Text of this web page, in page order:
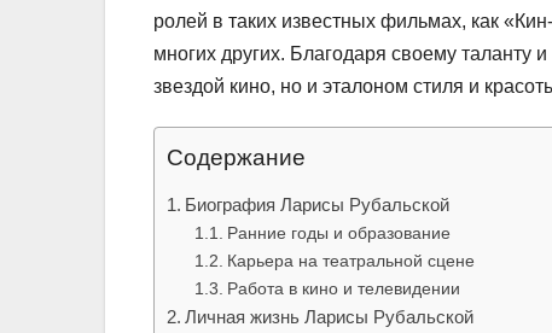
ролей в таких известных фильмах, как
многих других. Благодаря своему таланту
звездой кино, но и эталоном стиля и
Содержание
Биография Ларисы Рубальской
Ранние годы и образование
Карьера на театральной сцене
Работа в кино и телевидении
Личная жизнь Ларисы Рубальской